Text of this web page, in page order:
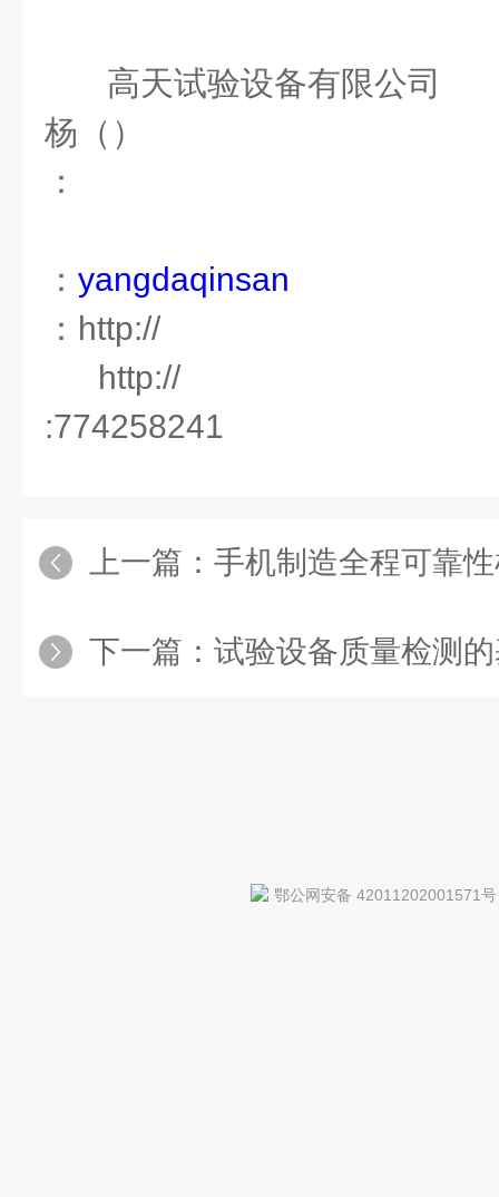
高天试验设备有限公司
杨（）
：
： yangdaqinsan
：http://
http://
:774258241
上一篇： 手机制造全程可靠
下一篇： 试验设备质量检测
鄂公网安备 42011202001571号